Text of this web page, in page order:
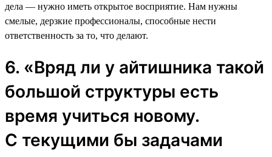
дела — нужно иметь открытое восприятие. Нам нужны
смелые, дерзкие профессионалы, способные нести
ответственность за то, что делают.
6. «Вряд ли у айтишника такой
большой структуры есть
время учиться новому.
С текущими бы задачами